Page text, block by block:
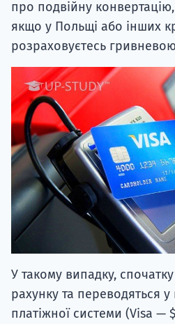
про подвійну
якщо у Польщі або інших
розраховуєтесь
У такому випадку,
рахунку та переводяться
платіжної системи (Visa —